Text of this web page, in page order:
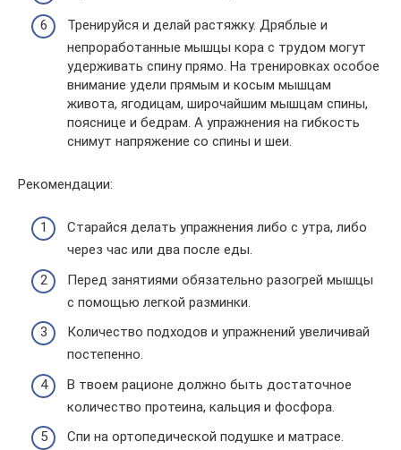
Тренируйся и делай растяжку. Дряблые и
непроработанные мышцы кора с трудом могут
удерживать спину прямо. На тренировках особое
внимание удели прямым и косым мышцам
живота, ягодицам, широчайшим мышцам спины,
пояснице и бедрам. А упражнения на гибкость
снимут напряжение со спины и шеи.
Рекомендации:
Старайся делать упражнения либо с утра, либо
через час или два после еды.
Перед занятиями обязательно разогрей мышцы
с помощью легкой разминки.
Количество подходов и упражнений увеличивай
постепенно.
В твоем рационе должно быть достаточное
количество протеина, кальция и фосфора.
Спи на ортопедической подушке и матрасе.